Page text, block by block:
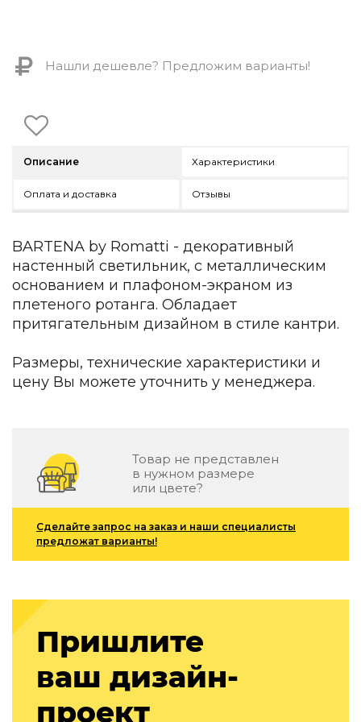
Мебель
Стулья
Столы и столики
Кровати и матрасы
Полки и стеллажи
Мебель по назначению
Мебель для HoReCa
Производство мебели на заказ Romatti
Корпусная мебель на заказ
Шкафы и гардеробные на заказ
Мебель для ванной
Офисная мебель
Детская мебель
Уличная и садовая мебель
ROOM — Modern
INTERRA — Soft Modern
ARTOPIA — Mid-Century
DAYZ — Ethno
Все коллекции мебели
По типу
Для кухни
Предметы интерьера
Зеркала
Нашли дешевле? Предложим варианты!
Описание Характеристики
Оплата и доставка Отзывы
BARTENA by Romatti - декоративный
настенный светильник, с металлическим
основанием и плафоном-экраном из
плетеного ротанга. Обладает
притягательным дизайном в стиле кантри.
Размеры, технические характеристики и
цену Вы можете уточнить у менеджера.
Товар не представлен
в нужном размере
или цвете?
Сделайте запрос на заказ и наши специалисты
предложат варианты!
Пришлите
ваш дизайн-
проект